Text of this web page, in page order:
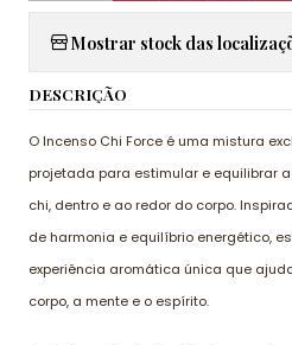
Mostrar stock das
DESCRIÇÃO
O Incenso Chi Force é uma mistura
projetada para estimular e equilibrar
chi, dentro e ao redor do corpo.
de harmonia e equilíbrio energético,
experiência aromática única que
corpo, a mente e o espírito.